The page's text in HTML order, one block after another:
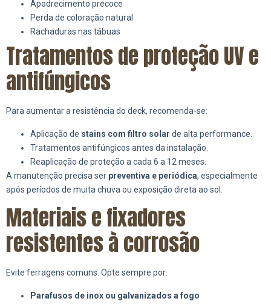
Apodrecimento precoce
Perda de coloração natural
Rachaduras nas tábuas
Tratamentos de proteção UV e
antifúngicos
Para aumentar a resistência do deck, recomenda-se:
Aplicação de stains com filtro solar de alta performance.
Tratamentos antifúngicos antes da instalação.
Reaplicação de proteção a cada 6 a 12 meses.
A manutenção precisa ser preventiva e periódica, especialmente
após períodos de muita chuva ou exposição direta ao sol.
Materiais e fixadores
resistentes à corrosão
Evite ferragens comuns. Opte sempre por:
Parafusos de inox ou galvanizados a fogo